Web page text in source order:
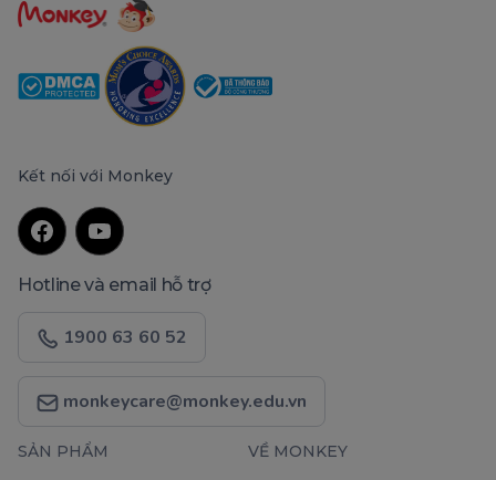
Kết nối với Monkey
Hotline và email hỗ trợ
1900 63 60 52
monkeycare@monkey.edu.vn
SẢN PHẨM VỀ MONKEY